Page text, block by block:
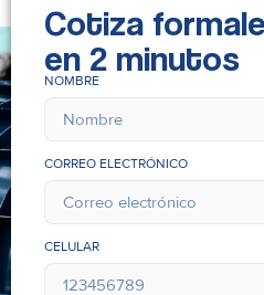
Cotiza
en 2 minutos
NOMBRE
CORREO ELECTRÓNICO
CELULAR